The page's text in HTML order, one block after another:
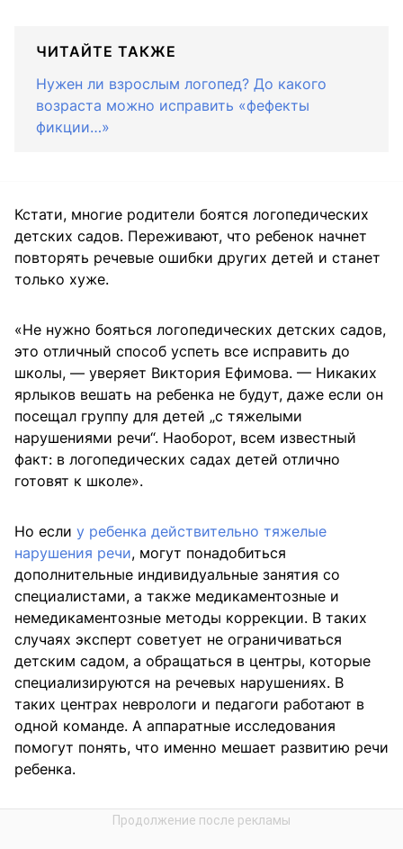
ЧИТАЙТЕ ТАКЖЕ
Нужен ли взрослым логопед? До какого
возраста можно исправить «фефекты
фикции…»
Кстати, многие родители боятся логопедических
детских садов. Переживают, что ребенок начнет
повторять речевые ошибки других детей и станет
только хуже.
«Не нужно бояться логопедических детских садов,
это отличный способ успеть все исправить до
школы, — уверяет Виктория Ефимова. — Никаких
ярлыков вешать на ребенка не будут, даже если он
посещал группу для детей „с тяжелыми
нарушениями речи“. Наоборот, всем известный
факт: в логопедических садах детей отлично
готовят к школе».
Но если у ребенка действительно тяжелые
нарушения речи, могут понадобиться
дополнительные индивидуальные занятия со
специалистами, а также медикаментозные и
немедикаментозные методы коррекции. В таких
случаях эксперт советует не ограничиваться
детским садом, а обращаться в центры, которые
специализируются на речевых нарушениях. В
таких центрах неврологи и педагоги работают в
одной команде. А аппаратные исследования
помогут понять, что именно мешает развитию речи
ребенка.